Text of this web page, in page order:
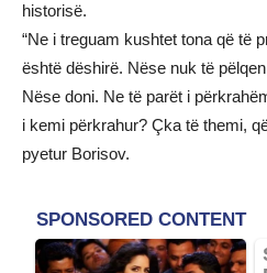
historisë.
“Ne i treguam kushtet tona që të
është dëshirë. Nëse nuk të
Nëse doni. Ne të parët i
i kemi përkrahur? Çka të themi,
pyetur Borisov.